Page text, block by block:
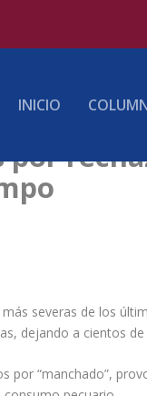
INICIO
severas de los
dejando a cientos
por “manchado”,